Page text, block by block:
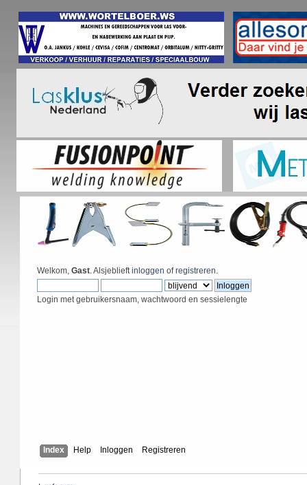
Welkom, Gast. Alsjeblieftinloggen ofregistreren.
Login met gebruikersnaam, wachtwoord en sessielengte
Index Help Inloggen Registreren